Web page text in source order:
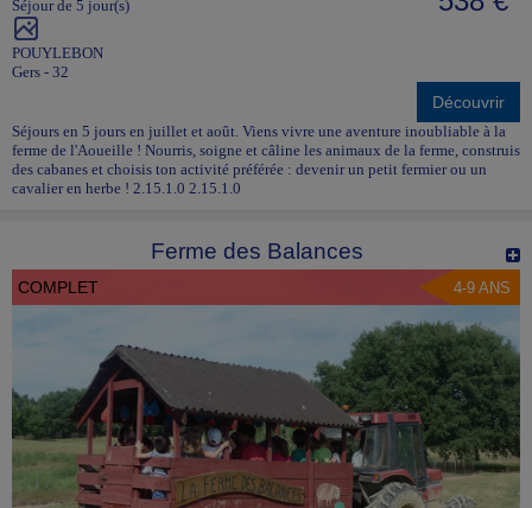
Séjour de 5 jour(s)
POUYLEBON
Gers - 32
Découvrir
Séjours en 5 jours en juillet et août. Viens vivre une aventure inoubliable à la
ferme de l'Aoueille ! Nourris, soigne et câline les animaux de la ferme, construis
des cabanes et choisis ton activité préférée : devenir un petit fermier ou un
cavalier en herbe ! 2.15.1.0 2.15.1.0
Ferme des Balances
COMPLET 4-9 ANS